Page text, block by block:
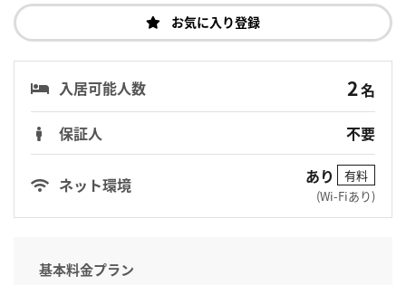
お気に入り登録
入居可能人数 2名
保証人
不要
ネット環境 あり
有料
(Wi-Fiあり)
基本料金プラン